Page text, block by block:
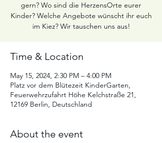
gern? Wo sind die HerzensOrte eurer
Kinder? Welche Angebote wünscht ihr euch
im Kiez? Wir tauschen uns aus!
Time & Location
May 15, 2024, 2:30 PM – 4:00 PM
Platz vor dem Blütezeit KinderGarten,
Feuerwehrzufahrt Höhe Kelchstraße 21,
12169 Berlin, Deutschland
About the event